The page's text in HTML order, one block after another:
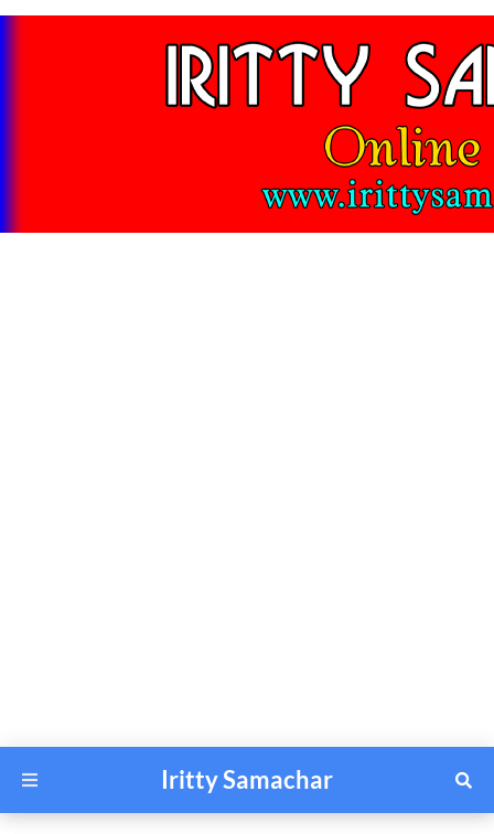
Iritty Samachar